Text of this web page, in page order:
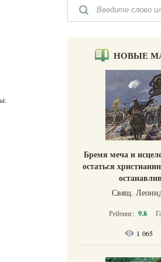
НОВЫЕ
Бремя меча и
остаться
Свящ.
Рейтинг: 9.8
1 065